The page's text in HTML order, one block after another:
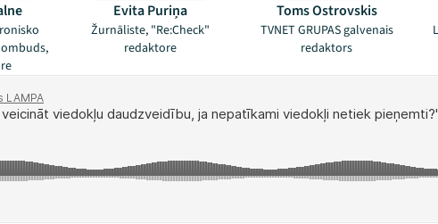
Evita Puriņa
Žurnāliste, "Re:Check"
redaktore
Toms Ostrovskis
TVNET GRUPAS galvenais
redaktors